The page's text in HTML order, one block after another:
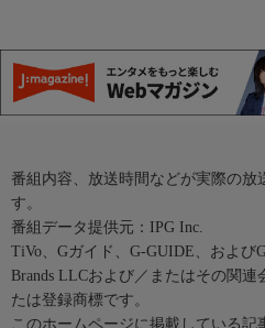
番組内容、放送時間などが実際の放
す。
番組データ提供元：IPG Inc.
TiVo、Gガイド、G-GUIDE、および
Brands LLCおよび／またはその関
たは登録商標です。
このホームページに掲載している